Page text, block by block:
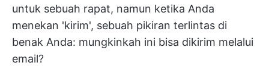
untuk sebuah rapat, namun ketika Anda
menekan 'kirim', sebuah pikiran terlintas di
benak Anda: mungkinkah ini bisa dikirim melalui
email?